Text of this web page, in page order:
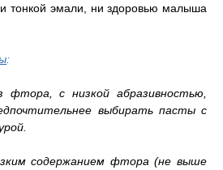
тонкой эмали, ни здоровью малыша
:
фтора, с низкой абразивностью,
выбирать пасты с
содержанием фтора (не выше